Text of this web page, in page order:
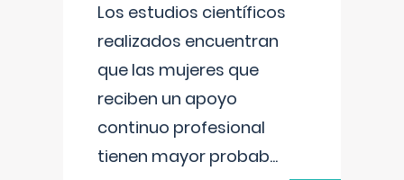
Los estudios científicos
realizados encuentran
que las mujeres que
reciben un apoyo
continuo profesional
tienen mayor probab...